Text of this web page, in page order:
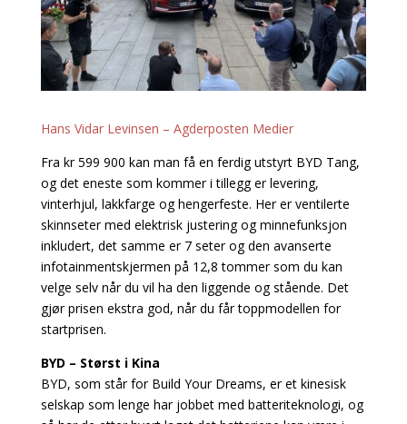
Hans Vidar Levinsen – Agderposten Medier
Fra kr 599 900 kan man få en ferdig utstyrt BYD Tang,
og det eneste som kommer i tillegg er levering,
vinterhjul, lakkfarge og hengerfeste. Her er ventilerte
skinnseter med elektrisk justering og minnefunksjon
inkludert, det samme er 7 seter og den avanserte
infotainmentskjermen på 12,8 tommer som du kan
velge selv når du vil ha den liggende og stående. Det
gjør prisen ekstra god, når du får toppmodellen for
startprisen.
BYD – Størst i Kina
BYD, som står for Build Your Dreams, er et kinesisk
selskap som lenge har jobbet med batteriteknologi, og